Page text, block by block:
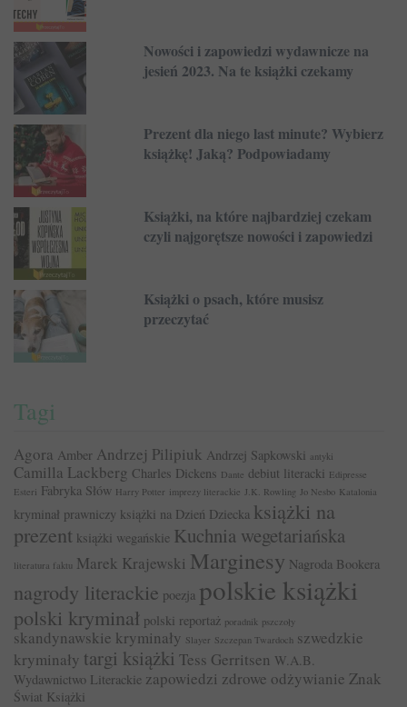
Nowości i zapowiedzi wydawnicze na
jesień 2023. Na te książki czekamy
Prezent dla niego last minute? Wybierz
książkę! Jaką? Podpowiadamy
Książki, na które najbardziej czekam
czyli najgorętsze nowości i zapowiedzi
Książki o psach, które musisz
przeczytać
Tagi
Agora Amber Andrzej Pilipiuk Andrzej Sapkowski antyki
Camilla Lackberg Charles Dickens Dante debiut literacki Edipresse
Esteri Fabryka Słów Harry Potter imprezy literackie J.K. Rowling Jo Nesbo Katalonia
kryminał prawniczy książki na Dzień Dziecka książki na
prezent książki wegańskie Kuchnia wegetariańska
literatura faktu Marek Krajewski Marginesy Nagroda Bookera
nagrody literackie poezja polskie książki
polski kryminał polski reportaż poradnik pszczoły
skandynawskie kryminały Slayer Szczepan Twardoch szwedzkie
kryminały targi książki Tess Gerritsen W.A.B.
Wydawnictwo Literackie zapowiedzi zdrowe odżywianie Znak
Świat Książki